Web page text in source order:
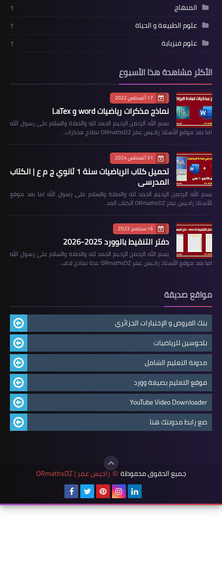
المنهاج
1
علوم الطبيعة و الحياة
1
علوم فيزياية
1
الأكثر مشاهدة هذا الأسبوع
17 أغسطس 2022
نماذج مذكرات رياضيات word و LaTex
بسم الله الرحمن الرحيم الحمد لله والصلاة والسلام على رسول الله
اما بعد موقع الأستاذ راحيس عمر ORmathsDZ نماذج مذكرات…
31 أغسطس 2024
تحميل كتاب الرياضيات سنة 1 ثانوي ج م ع | الكتاب
المدرسي
بسم الله الرحمن الرحيم الحمد لله والصلاة والسلام على رسول الله اما بعد موقع
الأستاذ راحيس عمر ORmathsDZ الكتاب المد…
16 سبتمبر 2023
دفتر التنقيط بالوورد 2025-2026
بسم الله الرحمن الرحيم الحمد لله والصلاة والسلام على رسول الله
اما بعد موقع الأستاذ راحيس عمر ORmathsDZ عدة نماذج لدف…
مواقع صديقة
بنك الفروض و الإختبارات الجزائري
بلحوسين للرياضيات
مدونة التعليم الشامل
موقع التعليم بصيغة وورد
YouTube Video Downloader
ضع رابط مدونتك هنا
جميع الحقوق محفوظة © راحيس عمر | ORmathsDZ